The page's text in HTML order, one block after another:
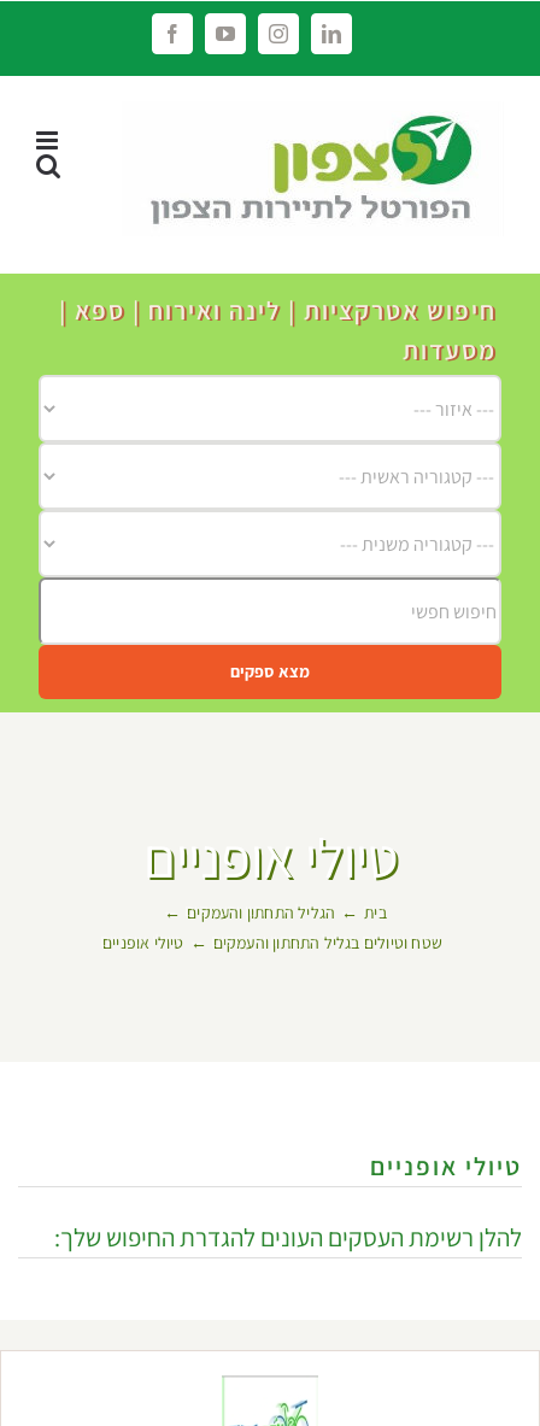
LinkedIn
Instagram
YouTube
Facebook
חיפוש אטרקציות | לינה ואירוח | ספא |
מסעדות
מצא ספקים
טיולי אופניים
בית
הגליל התחתון והעמקים
שטח וטיולים בגליל התחתון והעמקים
טיולי אופניים
טיולי אופניים
להלן רשימת העסקים העונים להגדרת החיפוש שלך: